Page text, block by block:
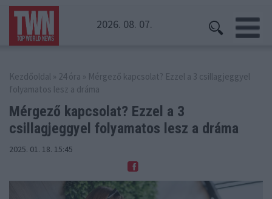
2026. 08. 07.
Kezdőoldal » 24 óra » Mérgező kapcsolat? Ezzel a 3 csillagjeggyel
folyamatos lesz a dráma
Mérgező kapcsolat? Ezzel a 3
csillagjeggyel folyamatos lesz a dráma
2025. 01. 18. 15:45